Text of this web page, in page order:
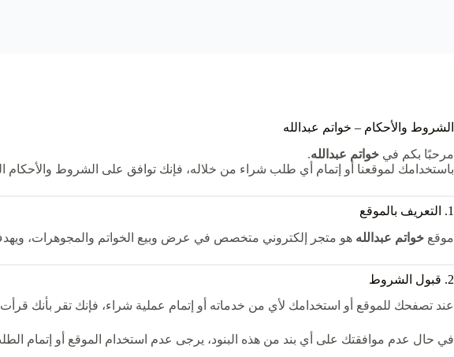
الشروط والأحكام – خواتم عبدالله
مرحبًا بكم في خواتم عبدالله.
باستخدامك لموقعنا أو إتمام أي طلب شراء من خلاله، فإنك توافق على الشروط والأحكام
1. التعريف بالموقع
موقع خواتم عبدالله هو متجر إلكتروني متخصص في عرض وبيع الخواتم والمجوهرات،
2. قبول الشروط
عند تصفحك للموقع أو استخدامك لأي من خدماته أو إتمام عملية شراء، فإنك تقر بأنك
في حال عدم موافقتك على أي بند من هذه البنود، يرجى عدم استخدام الموقع أو إتمام